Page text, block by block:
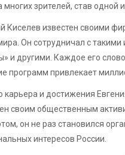
многих зрителей, став одной
Киселев известен своими
Он сотрудничал с
и другими. Каждое его
программ привлекает
карьера и достижения
своим общественным
он не раз становился
интересов России.